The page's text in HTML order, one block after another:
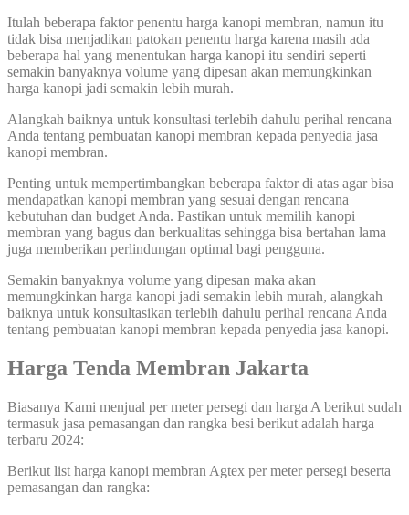
Itulah beberapa faktor penentu harga kanopi membran, namun itu
tidak bisa menjadikan patokan penentu harga karena masih ada
beberapa hal yang menentukan harga kanopi itu sendiri seperti
semakin banyaknya volume yang dipesan akan memungkinkan
harga kanopi jadi semakin lebih murah.
Alangkah baiknya untuk konsultasi terlebih dahulu perihal rencana
Anda tentang pembuatan kanopi membran kepada penyedia jasa
kanopi membran.
Penting untuk mempertimbangkan beberapa faktor di atas agar bisa
mendapatkan kanopi membran yang sesuai dengan rencana
kebutuhan dan budget Anda. Pastikan untuk memilih kanopi
membran yang bagus dan berkualitas sehingga bisa bertahan lama
juga memberikan perlindungan optimal bagi pengguna.
Semakin banyaknya volume yang dipesan maka akan
memungkinkan harga kanopi jadi semakin lebih murah, alangkah
baiknya untuk konsultasikan terlebih dahulu perihal rencana Anda
tentang pembuatan kanopi membran kepada penyedia jasa kanopi.
Harga Tenda Membran Jakarta
Biasanya Kami menjual per meter persegi dan harga A berikut sudah
termasuk jasa pemasangan dan rangka besi berikut adalah harga
terbaru 2024:
Berikut list harga kanopi membran Agtex per meter persegi beserta
pemasangan dan rangka: